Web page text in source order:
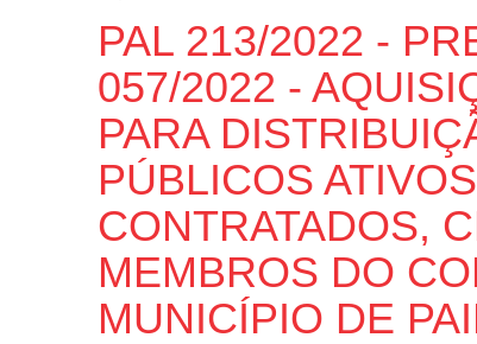
PAL 213/2022 -
057/2022 -
PARA
PÚBLICOS
CONTRATADOS,
MEMBROS DO
MUNICÍPIO DE